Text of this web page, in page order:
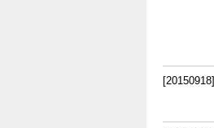
[20150918]